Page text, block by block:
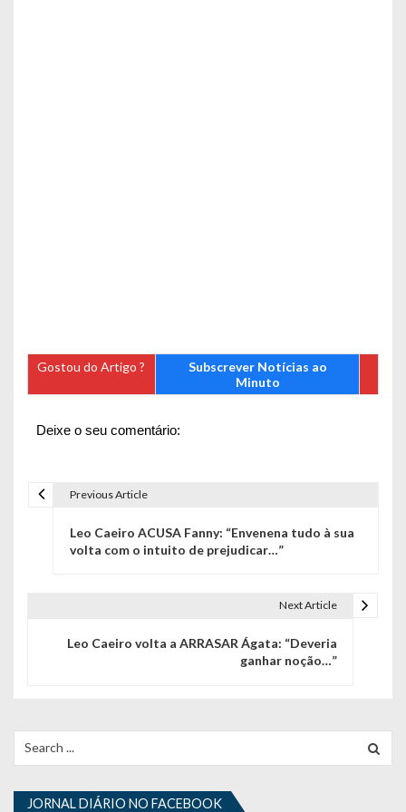
Gostou do Artigo ?
Subscrever Notícias ao
Minuto
Deixe o seu comentário:
ã
o
d
Previous Article
Leo Caeiro ACUSA Fanny: “Envenena tudo à sua
volta com o intuito de prejudicar…”
Next Article
Leo Caeiro volta a ARRASAR Ágata: “Deveria
ganhar noção…”
for:
JORNAL DIÁRIO NO FACEBOOK